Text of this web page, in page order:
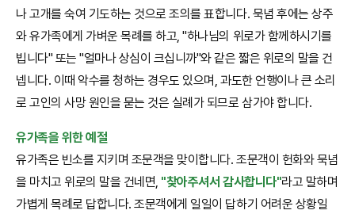
나 고개를 숙여 기도하는 것으로 조의를 표합니다. 묵념 후에는 상주
와 유가족에게 가벼운 목례를 하고, "하나님의 위로가 함께하시기를
빕니다" 또는 "얼마나 상심이 크십니까"와 같은 짧은 위로의 말을 건
넵니다. 이때 악수를 청하는 경우도 있으며, 과도한 언행이나 큰 소리
로 고인의 사망 원인을 묻는 것은 실례가 되므로 삼가야 합니다.
유가족을 위한 예절
유가족은 빈소를 지키며 조문객을 맞이합니다. 조문객이 헌화와 묵념
을 마치고 위로의 말을 건네면, "찾아주셔서 감사합니다"라고 말하며
가볍게 목례로 답합니다. 조문객에게 일일이 답하기 어려운 상황일